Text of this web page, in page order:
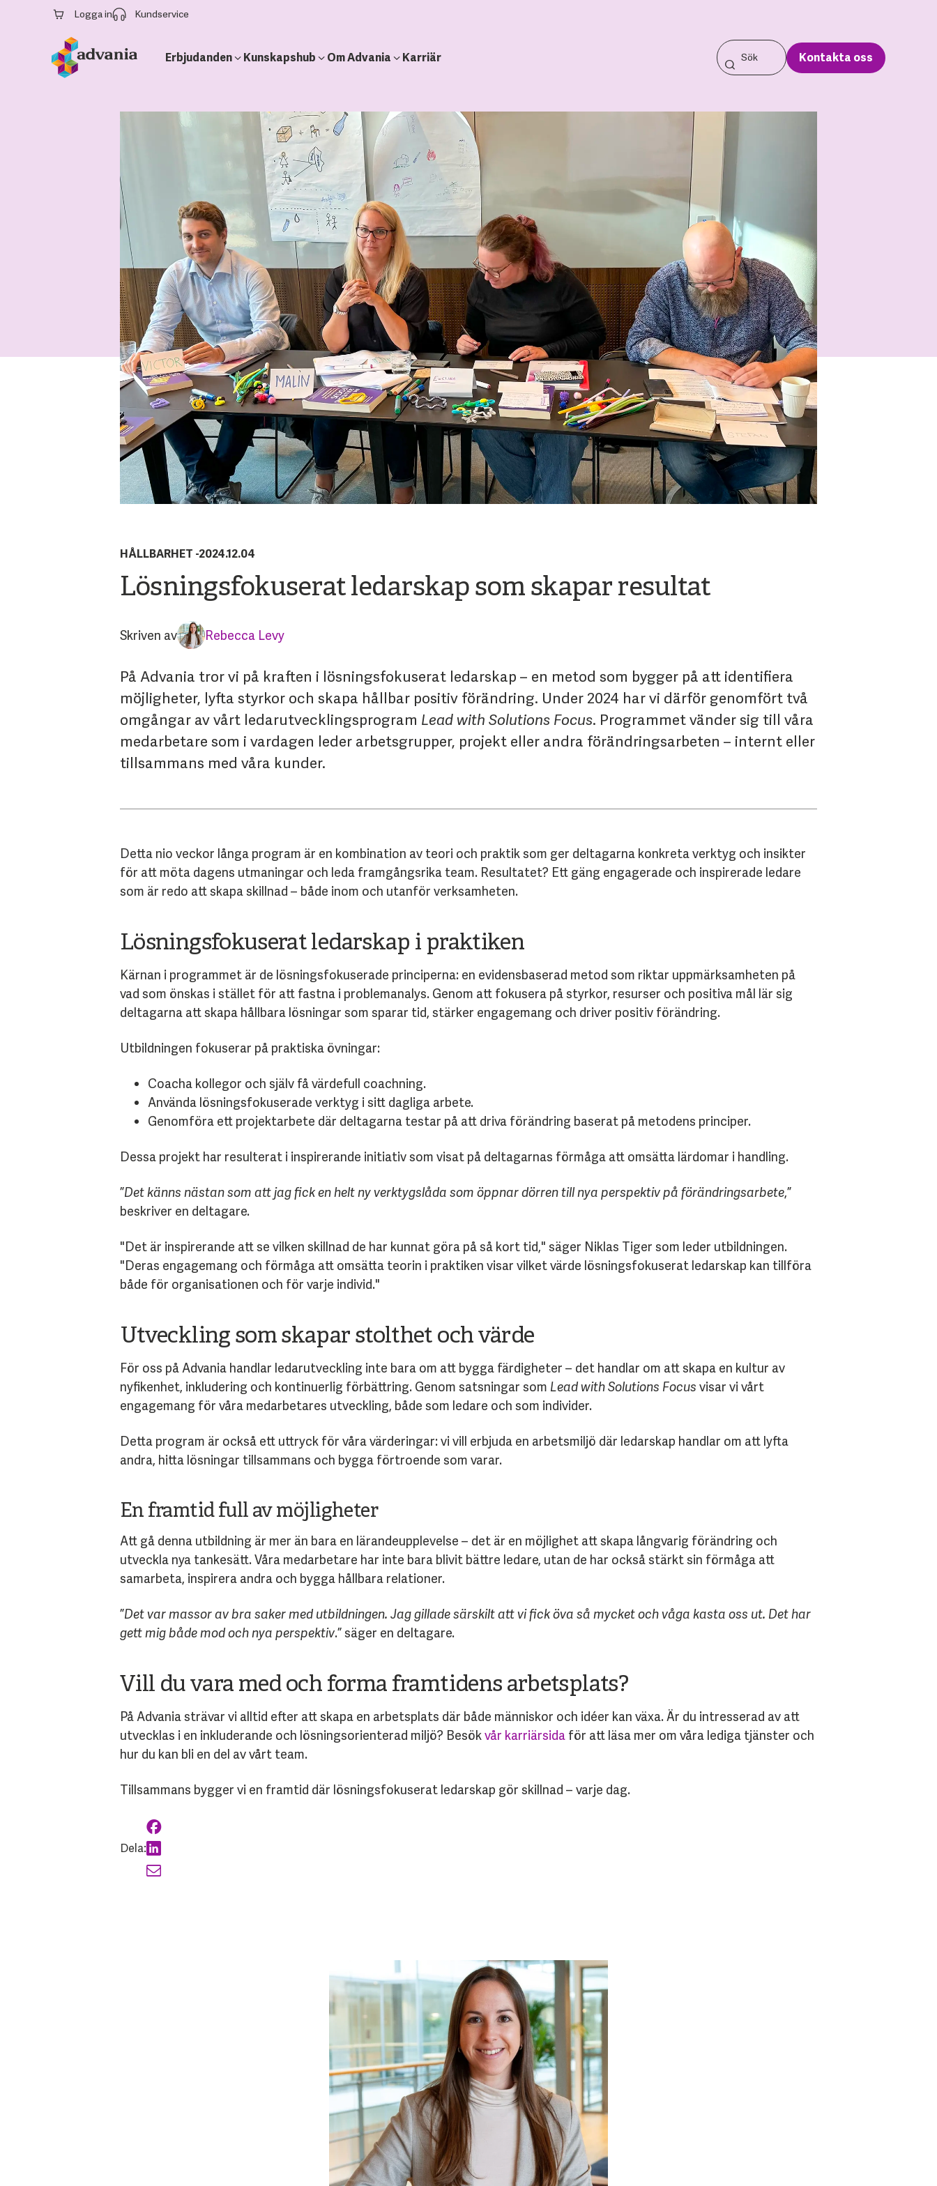
Logga in Kundservice
Erbjudanden Kunskapshub Om Advania Karriär Kontakta oss
HÅLLBARHET -2024.12.04
Lösningsfokuserat ledarskap som skapar resultat
Skriven av Rebecca Levy
På Advania tror vi på kraften i lösningsfokuserat ledarskap – en metod som bygger på att identifiera
möjligheter, lyfta styrkor och skapa hållbar positiv förändring. Under 2024 har vi därför genomfört två
omgångar av vårt ledarutvecklingsprogram Lead with Solutions Focus. Programmet vänder sig till våra
medarbetare som i vardagen leder arbetsgrupper, projekt eller andra förändringsarbeten – internt eller
tillsammans med våra kunder.
Detta nio veckor långa program är en kombination av teori och praktik som ger deltagarna konkreta verktyg och insikter
för att möta dagens utmaningar och leda framgångsrika team. Resultatet? Ett gäng engagerade och inspirerade ledare
som är redo att skapa skillnad – både inom och utanför verksamheten.
Lösningsfokuserat ledarskap i praktiken
Kärnan i programmet är de lösningsfokuserade principerna: en evidensbaserad metod som riktar uppmärksamheten på
vad som önskas i stället för att fastna i problemanalys. Genom att fokusera på styrkor, resurser och positiva mål lär sig
deltagarna att skapa hållbara lösningar som sparar tid, stärker engagemang och driver positiv förändring.
Utbildningen fokuserar på praktiska övningar:
Coacha kollegor och själv få värdefull coachning.
Använda lösningsfokuserade verktyg i sitt dagliga arbete.
Genomföra ett projektarbete där deltagarna testar på att driva förändring baserat på metodens principer.
Dessa projekt har resulterat i inspirerande initiativ som visat på deltagarnas förmåga att omsätta lärdomar i handling.
”Det känns nästan som att jag fick en helt ny verktygslåda som öppnar dörren till nya perspektiv på förändringsarbete,”
beskriver en deltagare.
"Det är inspirerande att se vilken skillnad de har kunnat göra på så kort tid," säger Niklas Tiger som leder utbildningen.
"Deras engagemang och förmåga att omsätta teorin i praktiken visar vilket värde lösningsfokuserat ledarskap kan tillföra
både för organisationen och för varje individ."
Utveckling som skapar stolthet och värde
För oss på Advania handlar ledarutveckling inte bara om att bygga färdigheter – det handlar om att skapa en kultur av
nyfikenhet, inkludering och kontinuerlig förbättring. Genom satsningar som Lead with Solutions Focus visar vi vårt
engagemang för våra medarbetares utveckling, både som ledare och som individer.
Detta program är också ett uttryck för våra värderingar: vi vill erbjuda en arbetsmiljö där ledarskap handlar om att lyfta
andra, hitta lösningar tillsammans och bygga förtroende som varar.
En framtid full av möjligheter
Att gå denna utbildning är mer än bara en lärandeupplevelse – det är en möjlighet att skapa långvarig förändring och
utveckla nya tankesätt. Våra medarbetare har inte bara blivit bättre ledare, utan de har också stärkt sin förmåga att
samarbeta, inspirera andra och bygga hållbara relationer.
”Det var massor av bra saker med utbildningen. Jag gillade särskilt att vi fick öva så mycket och våga kasta oss ut. Det har
gett mig både mod och nya perspektiv.” säger en deltagare.
Vill du vara med och forma framtidens arbetsplats?
På Advania strävar vi alltid efter att skapa en arbetsplats där både människor och idéer kan växa. Är du intresserad av att
utvecklas i en inkluderande och lösningsorienterad miljö? Besökvår karriärsida för att läsa mer om våra lediga tjänster och
hur du kan bli en del av vårt team.
Tillsammans bygger vi en framtid där lösningsfokuserat ledarskap gör skillnad – varje dag.
Dela: